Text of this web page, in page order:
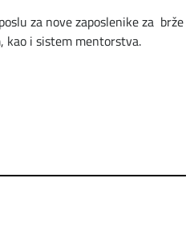
za novezaposlenike za brže
kao i sistem mentorstva.